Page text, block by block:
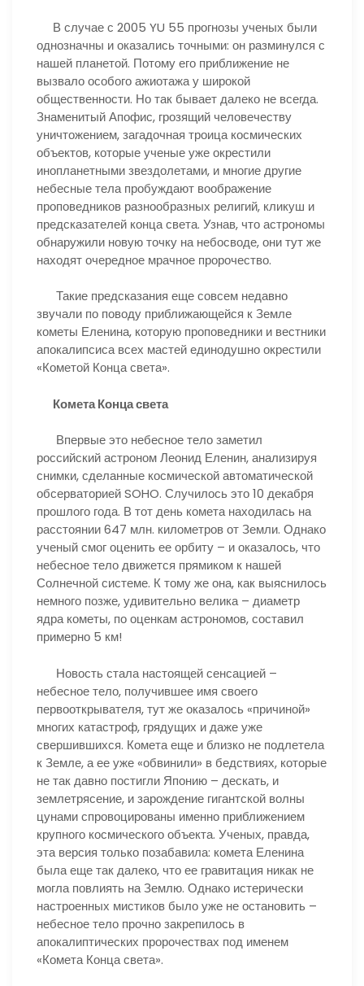
В случае с 2005 YU 55 прогнозы ученых были
однозначны и оказались точными: он разминулся с
нашей планетой. Потому его приближение не
вызвало особого ажиотажа у широкой
общественности. Но так бывает далеко не всегда.
Знаменитый Апофис, грозящий человечеству
уничтожением, загадочная троица космических
объектов, которые ученые уже окрестили
инопланетными звездолетами, и многие другие
небесные тела пробуждают воображение
проповедников разнообразных религий, кликуш и
предсказателей конца света. Узнав, что астрономы
обнаружили новую точку на небосводе, они тут же
находят очередное мрачное пророчество.
Такие предсказания еще совсем недавно
звучали по поводу приближающейся к Земле
кометы Еленина, которую проповедники и вестники
апокалипсиса всех мастей единодушно окрестили
«Кометой Конца света».
Комета Конца света
Впервые это небесное тело заметил
российский астроном Леонид Еленин, анализируя
снимки, сделанные космической автоматической
обсерваторией SOHO. Случилось это 10 декабря
прошлого года. В тот день комета находилась на
расстоянии 647 млн. километров от Земли. Однако
ученый смог оценить ее орбиту – и оказалось, что
небесное тело движется прямиком к нашей
Солнечной системе. К тому же она, как выяснилось
немного позже, удивительно велика – диаметр
ядра кометы, по оценкам астрономов, составил
примерно 5 км!
Новость стала настоящей сенсацией –
небесное тело, получившее имя своего
первооткрывателя, тут же оказалось «причиной»
многих катастроф, грядущих и даже уже
свершившихся. Комета еще и близко не подлетела
к Земле, а ее уже «обвинили» в бедствиях, которые
не так давно постигли Японию – дескать, и
землетрясение, и зарождение гигантской волны
цунами спровоцированы именно приближением
крупного космического объекта. Ученых, правда,
эта версия только позабавила: комета Еленина
была еще так далеко, что ее гравитация никак не
могла повлиять на Землю. Однако истерически
настроенных мистиков было уже не остановить –
небесное тело прочно закрепилось в
апокалиптических пророчествах под именем
«Комета Конца света».